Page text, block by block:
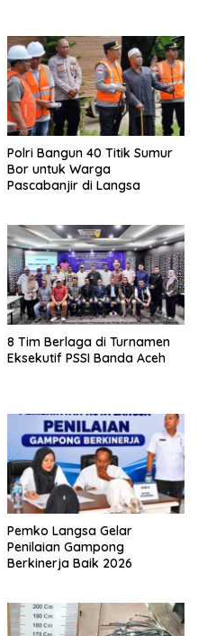
Polri Bangun 40 Titik Sumur
Bor untuk Warga
Pascabanjir di Langsa
8 Tim Berlaga di Turnamen
Eksekutif PSSI Banda Aceh
Pemko Langsa Gelar
Penilaian Gampong
Berkinerja Baik 2026